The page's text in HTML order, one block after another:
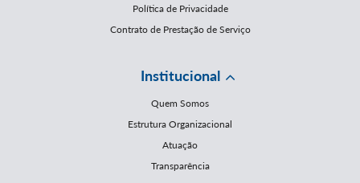
Política de Privacidade
Contrato de Prestação de Serviço
Institucional
Quem Somos
Estrutura Organizacional
Atuação
Transparência